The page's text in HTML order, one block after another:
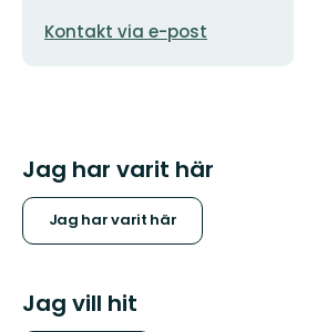
postadress
Kontakt via e-post
Jag har varit här
Jag har varit här
Jag vill hit